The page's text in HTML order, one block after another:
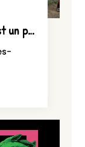
Saint-Pierre-des-Fleurs – C’est un petit lavoir…! – 2009